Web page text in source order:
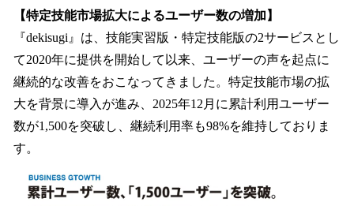
【特定技能市場拡大によるユーザー数の増加】
『dekisugi』は、技能実習版・特定技能版の2サービスとし
て2020年に提供を開始して以来、ユーザーの声を起点に
継続的な改善をおこなってきました。特定技能市場の拡
大を背景に導入が進み、2025年12月に累計利用ユーザー
数が1,500を突破し、継続利用率も98%を維持しておりま
す。